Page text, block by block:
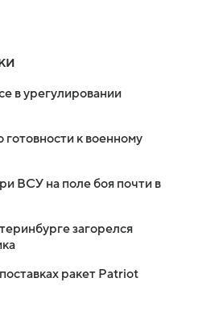
в урегулировании
к военному
ВСУ на поле боя почти в
загорелся
ракет Patriot